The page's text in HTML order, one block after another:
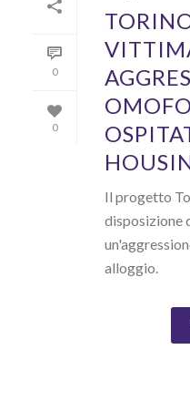
0
0
Il progetto
disposizione
alloggio.